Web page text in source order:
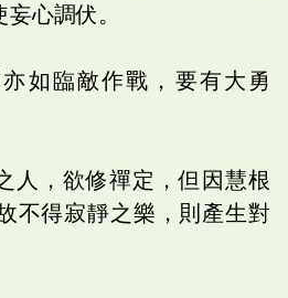
心調伏。
如臨敵作戰，要有大勇
人，欲修禪定，但因慧根
不得寂靜之樂，則產生對